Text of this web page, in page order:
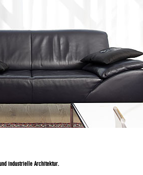
industrielle Architektur.